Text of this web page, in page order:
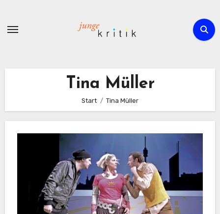
springen
Tina Müller
Start Tina Müller